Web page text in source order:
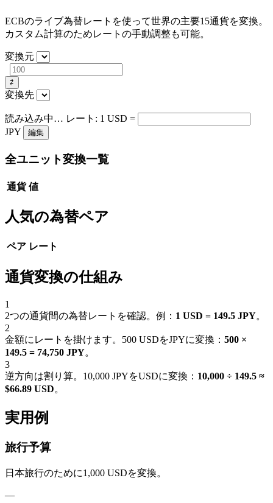
ECBのライブ為替レートを使って世界の主要15通貨を変換。
カスタム計算のためレートの手動調整も可能。
変換元
⇄
変換先
読み込み中… レート: 1 USD =
JPY
編集
全ユニット変換一覧
通貨 値
人気の為替ペア
ペア レート
通貨変換の仕組み
1
2つの通貨間の為替レートを確認。例： 1 USD = 149.5 JPY。
2
金額にレートを掛けます。500 USDをJPYに変換： 500 ×
149.5 = 74,750 JPY。
3
逆方向は割り算。10,000 JPYをUSDに変換： 10,000 ÷ 149.5 ≈
$66.89 USD。
実用例
旅行予算
日本旅行のために1,000 USDを変換。
—